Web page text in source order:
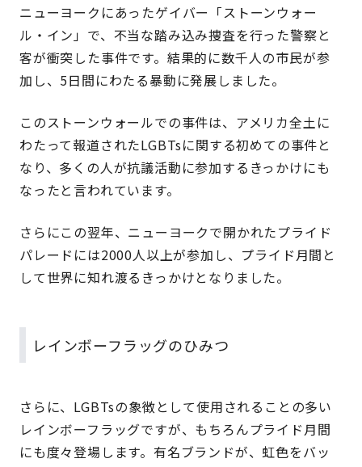
ニューヨークにあったゲイバー「ストーンウォー
ル・イン」で、不当な踏み込み捜査を行った警察と
客が衝突した事件です。結果的に数千人の市民が参
加し、5日間にわたる暴動に発展しました。
このストーンウォールでの事件は、アメリカ全土に
わたって報道されたLGBTsに関する初めての事件と
なり、多くの人が抗議活動に参加するきっかけにも
なったと言われています。
さらにこの翌年、ニューヨークで開かれたプライド
パレードには2000人以上が参加し、プライド月間と
して世界に知れ渡るきっかけとなりました。
レインボーフラッグのひみつ
さらに、LGBTsの象徴として使用されることの多い
レインボーフラッグですが、もちろんプライド月間
にも度々登場します。有名ブランドが、虹色をバッ